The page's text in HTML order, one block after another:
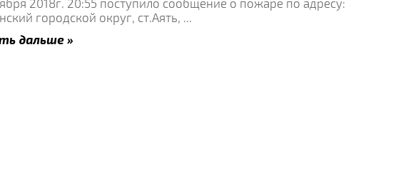
2018г. 20:55 поступило сообщение о пожаре по адресу:
городской округ, ст.Аять, ...
дальше »